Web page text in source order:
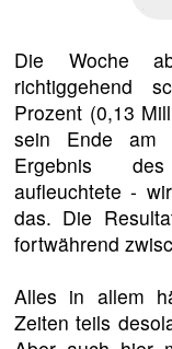
Die Woche
richtiggehend
Prozent (0,13
sein Ende am
Ergebnis
aufleuchtete -
das. Die
fortwährend
Alles in allem
Zeiten teils